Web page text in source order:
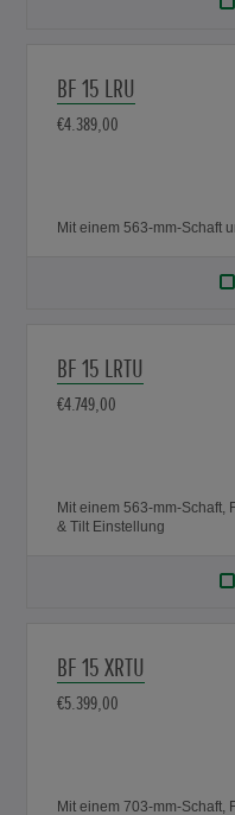
BF 15 LRU
€4.389,00
Mit einem 563-mm-Schaft
BF 15 LRTU
€4.749,00
Mit einem 563-mm-Schaft,
& Tilt Einstellung
BF 15 XRTU
€5.399,00
Mit einem 703-mm-Schaft,